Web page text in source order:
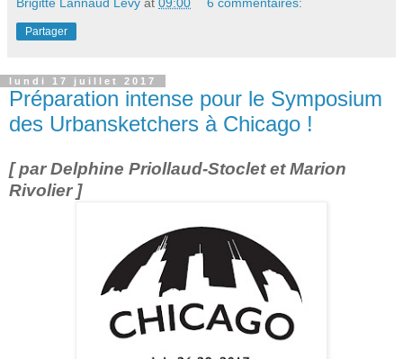
Brigitte Lannaud Levy at 09:00 6 commentaires:
Partager
lundi 17 juillet 2017
Préparation intense pour le Symposium
des Urbansketchers à Chicago !
[ par Delphine Priollaud-Stoclet et Marion
Rivolier ]